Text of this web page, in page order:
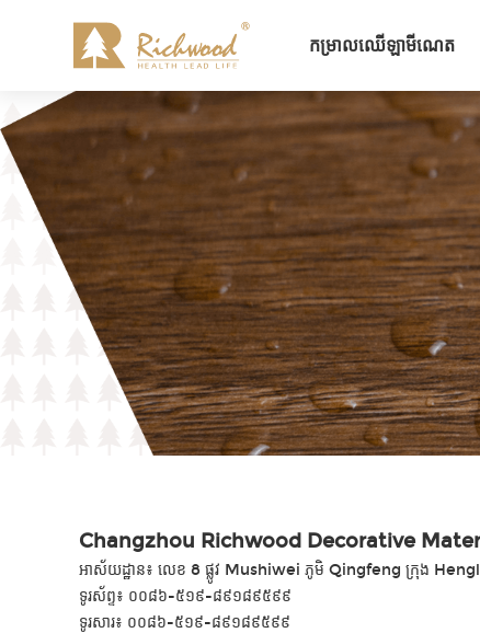
កម្រាលឈើឡាមីណេត
Changzhou Richwood Decorative
អាស័យដ្ឋាន៖ លេខ 8 ផ្លូវ Mushiwei ភូមិ Qingfeng ក្រុង
ទូរស័ព្ទ៖ ០០៨៦-៥១៩-៨៩១៨៩៥៩៩
ទូរសារ៖ ០០៨៦-៥១៩-៨៩១៨៩៥៩៩